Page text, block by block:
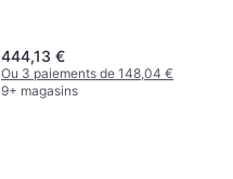
444,13 €
Ou 3 paiements de 148,04 €
9+ magasins